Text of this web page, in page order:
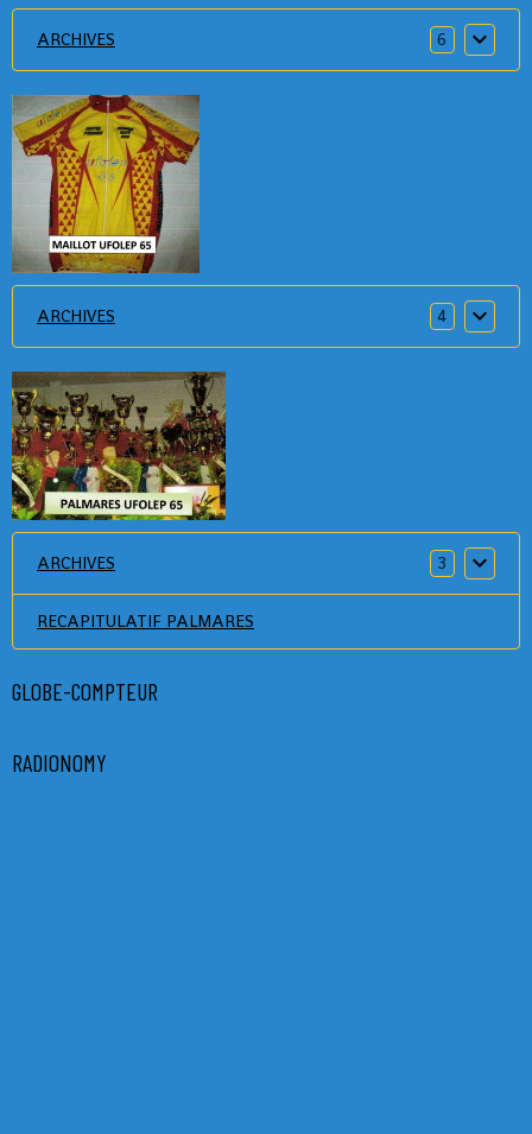
ARCHIVES 6
ARCHIVES 4
ARCHIVES 3
RECAPITULATIF PALMARES
GLOBE-COMPTEUR
RADIONOMY